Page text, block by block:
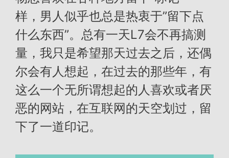
样，男人似乎也总是热衷于”留下点
什么东西”。总有一天L7会不再搞测
量，我只是希望那天过去之后，还偶
尔会有人想起，在过去的那些年，有
这么一个无所谓想起的人喜欢或者厌
恶的网站，在互联网的天空划过，留
下了一道印记。